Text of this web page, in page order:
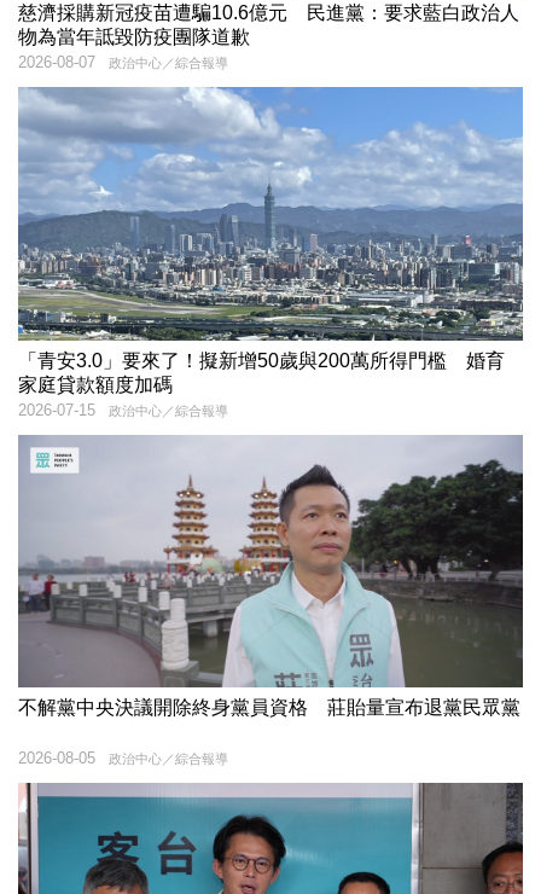
慈濟採購新冠疫苗遭騙10.6億元 民進黨：要求藍白政治人
物為當年詆毀防疫團隊道歉
政治中心／綜合報導
2026-08-07
「青安3.0」要來了！擬新增50歲與200萬所得門檻 婚育
家庭貸款額度加碼
政治中心／綜合報導
2026-07-15
不解黨中央決議開除終身黨員資格 莊貽量宣布退黨民眾黨
政治中心／綜合報導
2026-08-05